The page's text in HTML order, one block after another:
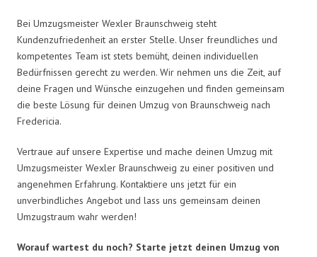
Bei Umzugsmeister Wexler Braunschweig steht
Kundenzufriedenheit an erster Stelle. Unser freundliches und
kompetentes Team ist stets bemüht, deinen individuellen
Bedürfnissen gerecht zu werden. Wir nehmen uns die Zeit, auf
deine Fragen und Wünsche einzugehen und finden gemeinsam
die beste Lösung für deinen Umzug von Braunschweig nach
Fredericia.
Vertraue auf unsere Expertise und mache deinen Umzug mit
Umzugsmeister Wexler Braunschweig zu einer positiven und
angenehmen Erfahrung. Kontaktiere uns jetzt für ein
unverbindliches Angebot und lass uns gemeinsam deinen
Umzugstraum wahr werden!
Worauf wartest du noch? Starte jetzt deinen Umzug von